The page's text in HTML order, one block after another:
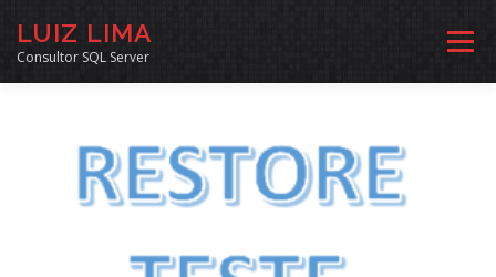
LUIZ LIMA
Consultor SQL Server
Menu
INÍCIO ARQUIVO LINKS COMUNIDADE